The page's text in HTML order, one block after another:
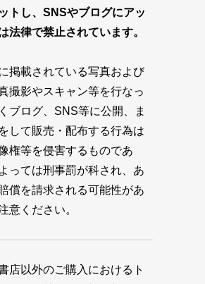
トし、SNSやブログにアッ
法律で禁止されています。
掲載されている写真および
撮影やスキャン等を行なっ
ブログ、SNS等に公開、ま
して販売・配布する行為は
権等を侵害するものであ
っては刑事罰が科され、あ
償を請求される可能性があ
意ください。
店以外のご購入におけるト